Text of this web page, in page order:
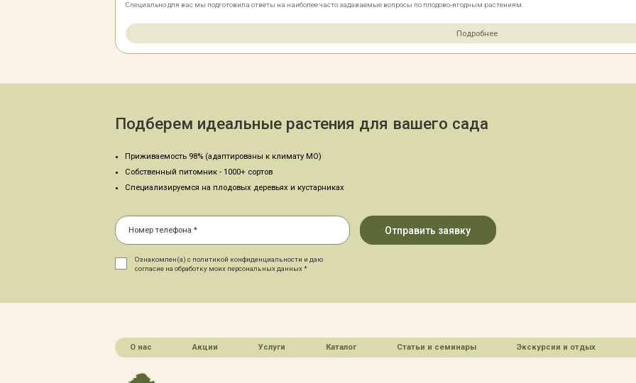
Специально для вас мы подготовила ответы на наиболее часто задаваемые вопросы по плодово-ягодным растениям.
Подробнее
Подберем идеальные растения для вашего сада
Приживаемость 98% (адаптированы к климату МО)
Собственный питомник - 1000+ сортов
Специализируемся на плодовых деревьях и кустарниках
Ознакомлен(а) с политикой конфиденциальности и даю
согласие на обработку моих персональных данных *
О нас Акции Услуги Каталог Статьи и семинары Экскурсии и отдых